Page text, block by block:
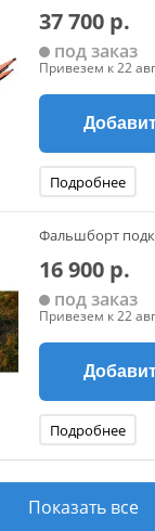
37 700 р.
под заказ
Привезем к 22
Подробнее
Фальшборт
16 900 р.
под заказ
Привезем к 22
Подробнее
Показать все